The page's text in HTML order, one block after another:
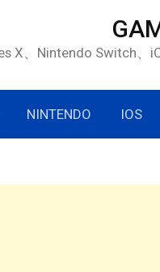
X、Nintendo Switch
NINTENDO IOS